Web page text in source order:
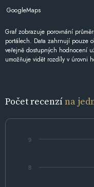
GoogleMaps
Graf zobrazuje porovnání
portálech. Data zahrnují pouze
veřejně dostupných hodnocení
umožňuje vidět rozdíly v úrovni
Počet recenzína
8
9